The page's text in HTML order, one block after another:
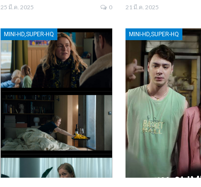
25 มี.ค. 2025 0 21 มี.ค. 2025
MINI-HD,SUPER-HQ MINI-HD,SUPER-HQ